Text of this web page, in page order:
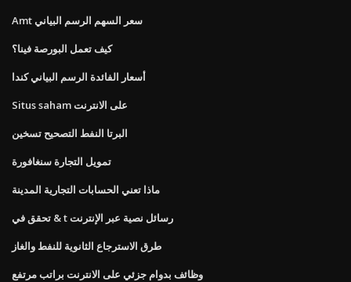
Amt سعر السهم الرسم البياني
كيف تعمل البورصة فينا؟
أسعار الفائدة الرسم البياني كندا
Situs saham على الانترنت
البرتا النفط التصحيح تسخين
تمويل التجارة سنغافورة
ماذا تعني الحسابات التجارية المدينة
تحقق في & t رسائل نصية عبر الإنترنت
طرق الاسترجاع الثانوية للنفط والغاز
وظائف بدوام جزئي على الانترنت براتب مرتفع